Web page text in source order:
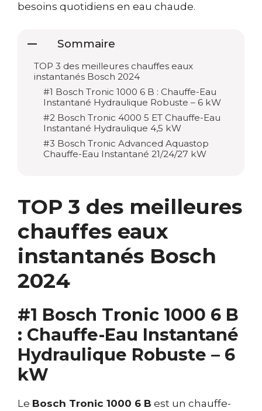
besoins quotidiens en eau chaude.
Sommaire
TOP 3 des meilleures chauffes eaux
instantanés Bosch 2024
#1 Bosch Tronic 1000 6 B : Chauffe-Eau
Instantané Hydraulique Robuste – 6 kW
#2 Bosch Tronic 4000 5 ET Chauffe-Eau
Instantané Hydraulique 4,5 kW
#3 Bosch Tronic Advanced Aquastop
Chauffe-Eau Instantané 21/24/27 kW
TOP 3 des meilleures
chauffes eaux
instantanés Bosch
2024
#1 Bosch Tronic 1000 6 B
: Chauffe-Eau Instantané
Hydraulique Robuste – 6
kW
Le Bosch Tronic 1000 6 B est un chauffe-